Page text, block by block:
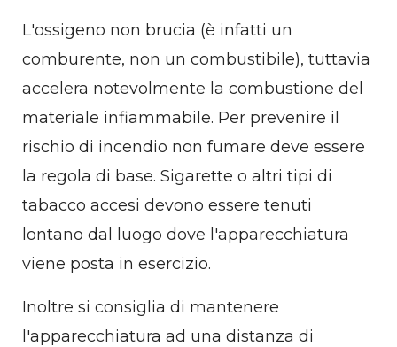
L'ossigeno non brucia (è infatti un
comburente, non un combustibile), tuttavia
accelera notevolmente la combustione del
materiale infiammabile. Per prevenire il
rischio di incendio non fumare deve essere
la regola di base. Sigarette o altri tipi di
tabacco accesi devono essere tenuti
lontano dal luogo dove l'apparecchiatura
viene posta in esercizio.
Inoltre si consiglia di mantenere
l'apparecchiatura ad una distanza di